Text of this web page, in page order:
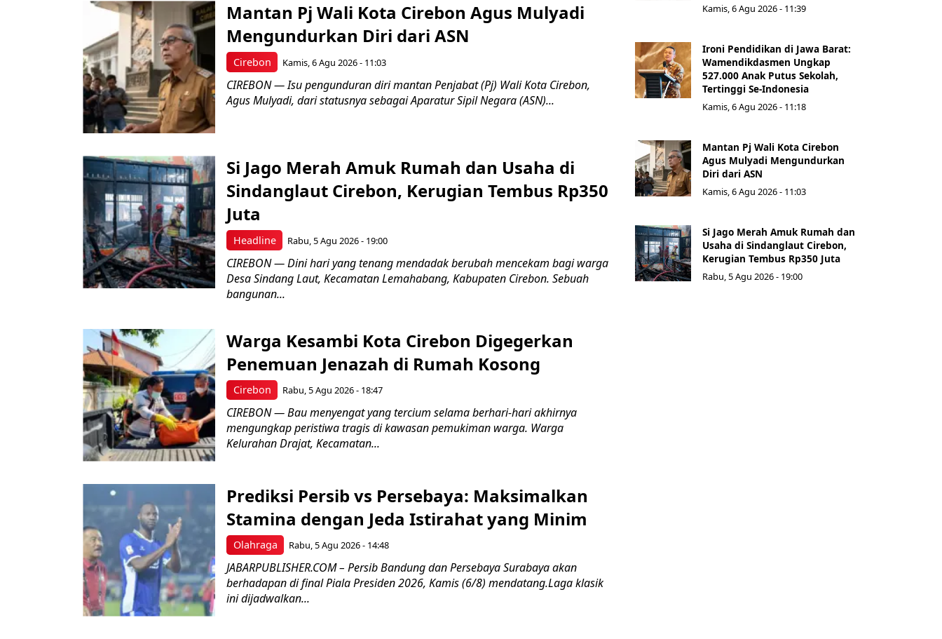
Cirebon
Mantan Pj Wali Kota Cirebon Agus Mulyadi
Mengundurkan Diri dari ASN
Kamis, 6 Agu 2026 - 11:03
CIREBON — Isu pengunduran diri mantan Penjabat (Pj) Wali Kota Cirebon,
Agus Mulyadi, dari statusnya sebagai Aparatur Sipil Negara (ASN)...
Headline
Si Jago Merah Amuk Rumah dan Usaha di
Sindanglaut Cirebon, Kerugian Tembus Rp350
Juta
Rabu, 5 Agu 2026 - 19:00
CIREBON — Dini hari yang tenang mendadak berubah mencekam bagi warga
Desa Sindang Laut, Kecamatan Lemahabang, Kabupaten Cirebon. Sebuah
bangunan...
Cirebon
Warga Kesambi Kota Cirebon Digegerkan
Penemuan Jenazah di Rumah Kosong
Rabu, 5 Agu 2026 - 18:47
CIREBON — Bau menyengat yang tercium selama berhari-hari akhirnya
mengungkap peristiwa tragis di kawasan pemukiman warga. Warga
Kelurahan Drajat, Kecamatan...
Olahraga
Prediksi Persib vs Persebaya: Maksimalkan
Stamina dengan Jeda Istirahat yang Minim
Rabu, 5 Agu 2026 - 14:48
JABARPUBLISHER.COM – Persib Bandung dan Persebaya Surabaya akan
berhadapan di final Piala Presiden 2026, Kamis (6/8) mendatang.Laga klasik
ini dijadwalkan...
Kamis, 6 Agu 2026 - 11:39
Ironi Pendidikan di Jawa Barat:
Wamendikdasmen Ungkap
527.000 Anak Putus Sekolah,
Tertinggi Se-Indonesia
Kamis, 6 Agu 2026 - 11:18
Mantan Pj Wali Kota Cirebon
Agus Mulyadi Mengundurkan
Diri dari ASN
Kamis, 6 Agu 2026 - 11:03
Si Jago Merah Amuk Rumah dan
Usaha di Sindanglaut Cirebon,
Kerugian Tembus Rp350 Juta
Rabu, 5 Agu 2026 - 19:00